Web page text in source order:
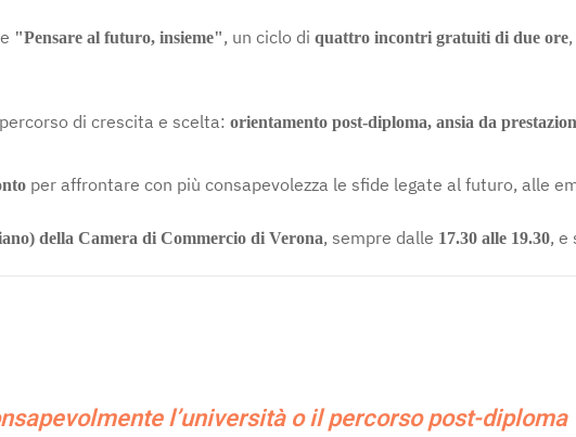
"Pensare al futuro, insieme", un ciclo di quattro incontri gratuiti di due ore
di crescita e scelta: orientamento post-diploma, ansia da
per affrontare con più consapevolezza le sfide legate al futuro, alle
della Camera di Commercio di Verona, sempre dalle 17.30 alle 19.30, e
l’università o il percorso post-diploma